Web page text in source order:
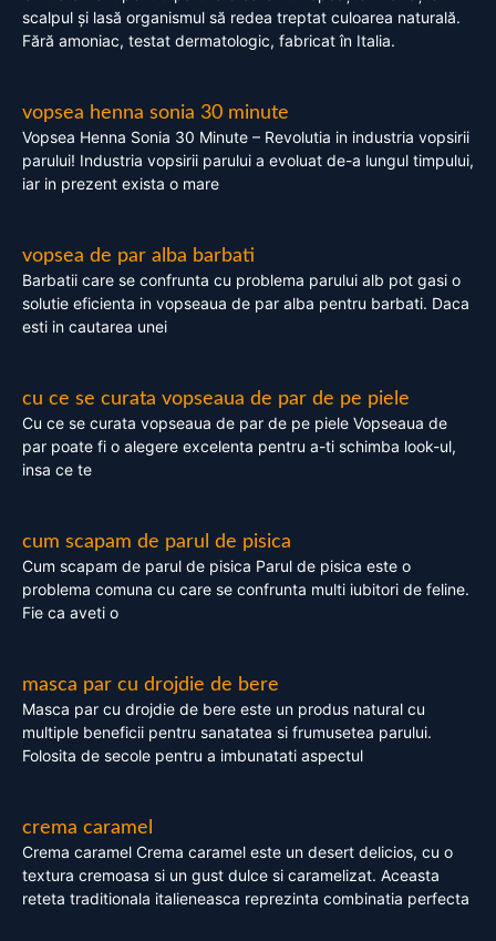
scalpul și lasă organismul să redea treptat culoarea naturală.
Fără amoniac, testat dermatologic, fabricat în Italia.
vopsea henna sonia 30 minute
Vopsea Henna Sonia 30 Minute – Revolutia in industria vopsirii
parului! Industria vopsirii parului a evoluat de-a lungul timpului,
iar in prezent exista o mare
vopsea de par alba barbati
Barbatii care se confrunta cu problema parului alb pot gasi o
solutie eficienta in vopseaua de par alba pentru barbati. Daca
esti in cautarea unei
cu ce se curata vopseaua de par de pe piele
Cu ce se curata vopseaua de par de pe piele Vopseaua de
par poate fi o alegere excelenta pentru a-ti schimba look-ul,
insa ce te
cum scapam de parul de pisica
Cum scapam de parul de pisica Parul de pisica este o
problema comuna cu care se confrunta multi iubitori de feline.
Fie ca aveti o
masca par cu drojdie de bere
Masca par cu drojdie de bere este un produs natural cu
multiple beneficii pentru sanatatea si frumusetea parului.
Folosita de secole pentru a imbunatati aspectul
crema caramel
Crema caramel Crema caramel este un desert delicios, cu o
textura cremoasa si un gust dulce si caramelizat. Aceasta
reteta traditionala italieneasca reprezinta combinatia perfecta